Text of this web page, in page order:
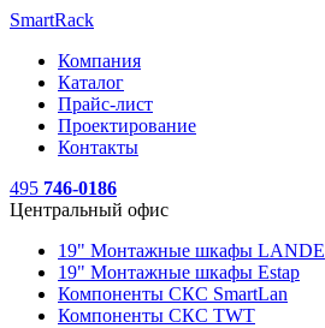
SmartRack
Компания
Каталог
Прайс-лист
Проектирование
Контакты
495 746-0186
Центральный офис
19" Монтажные шкафы LANDE
19" Монтажные шкафы Estap
Компоненты СКС SmartLan
Компоненты СКС TWT